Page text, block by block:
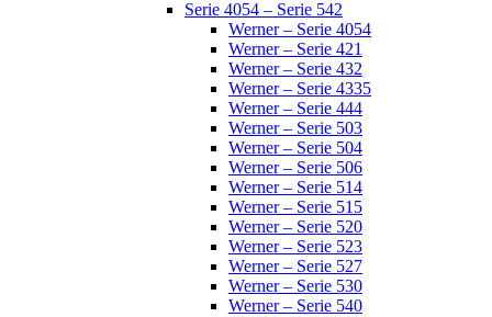
Serie 4054 – Serie 542
Werner – Serie 4054
Werner – Serie 421
Werner – Serie 432
Werner – Serie 4335
Werner – Serie 444
Werner – Serie 503
Werner – Serie 504
Werner – Serie 506
Werner – Serie 514
Werner – Serie 515
Werner – Serie 520
Werner – Serie 523
Werner – Serie 527
Werner – Serie 530
Werner – Serie 540